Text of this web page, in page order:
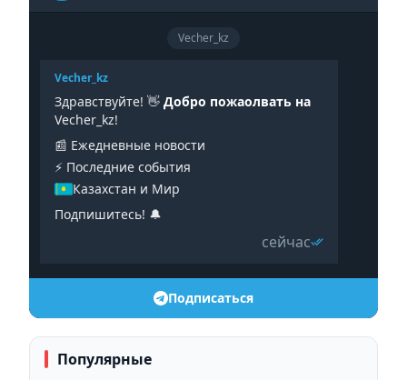
Vecher_kz
Vecher_kz
Здравствуйте! 👋 Добро пожаолвать на
Vecher_kz!
📰 Ежедневные новости
⚡️ Последние события
Казахстан и Мир
Подпишитесь! 🔔
сейчас
Подписаться
Популярные